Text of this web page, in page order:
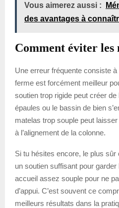
Vous aimerez aussi :
des avantages à
Comment éviter les
Une erreur fréquente consiste
ferme est forcément meilleur
soutien trop rigide peut créer de
épaules ou le bassin de bien
matelas trop souple peut
à l’alignement de la colonne.
Si tu hésites encore, le plus sûr
un soutien suffisant pour
accueil assez souple pour ne
d’appui. C’est souvent ce
meilleurs résultats dans la